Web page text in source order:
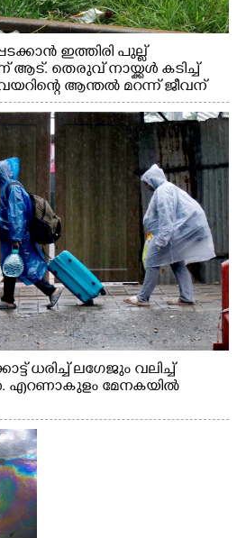
ഇത്തിരി പുല്ല്
ആട്. തെരുവ് നായ്ക്കൾ കടിച്ച്
ആന്തൽ മറന്ന് ജീവന്
എറണാകുളം വാത്തുരുത്തിയിൽ
ധരിച്ച് ലഗേജും വലിച്ച്
എറണാകുളം മേനകയിൽ